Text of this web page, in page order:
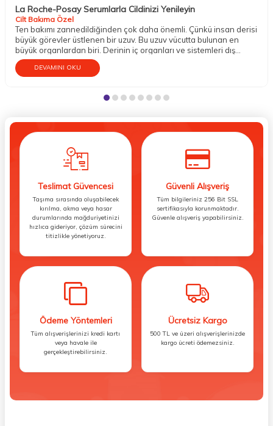
La Roche-Posay Serumlarla Cildinizi Yenileyin
Cilt Bakıma Özel
Ten bakımı zannedildiğinden çok daha önemli. Çünkü insan derisi
büyük görevler üstlenen bir uzuv. Bu uzuv vücutta bulunan en
büyük organlardan biri. Derinin iç organları ve sistemleri dış
etkenlere karşı koruma altına almak gibi mühim bir vazifesi
bulunur. Aynı zamanda temasın gerçekleşmesini; sıcak, soğuk,
bakıma gereksinim duyduğu söylenebilir.
DEVAMINI OKU
Teslimat Güvencesi
Taşıma sırasında oluşabilecek
kırılma, akma veya hasar
durumlarında mağduriyetinizi
hızlıca gideriyor, çözüm sürecini
titizlikle yönetiyoruz.
Güvenli Alışveriş
Tüm bilgileriniz 256 Bit SSL
sertifikasıyla korunmaktadır.
Güvenle alışveriş yapabilirsiniz.
Ödeme Yöntemleri
Tüm alışverişlerinizi kredi kartı
veya havale ile
gerçekleştirebilirsiniz.
Ücretsiz Kargo
500 TL ve üzeri alışverişlerinizde
kargo ücreti ödemezsiniz.